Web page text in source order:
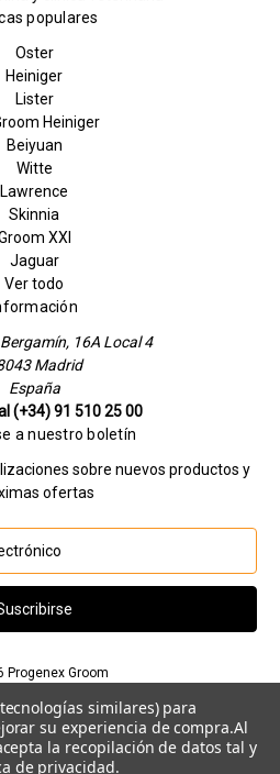
populares
Oster
Heiniger
Lister
Heiniger
Beiyuan
Witte
Lawrence
Skinnia
XXI
Jaguar
Ver todo
16A Local 4
Madrid
España
(+34) 91 510 25 00
a nuestro boletín
sobre nuevos productos y
ofertas
Progenex Groom
nosotros llamanos al
un whatsapp al650 377
similares) para
su experiencia de compra.Al
la recopilación de datos tal y
de privacidad.